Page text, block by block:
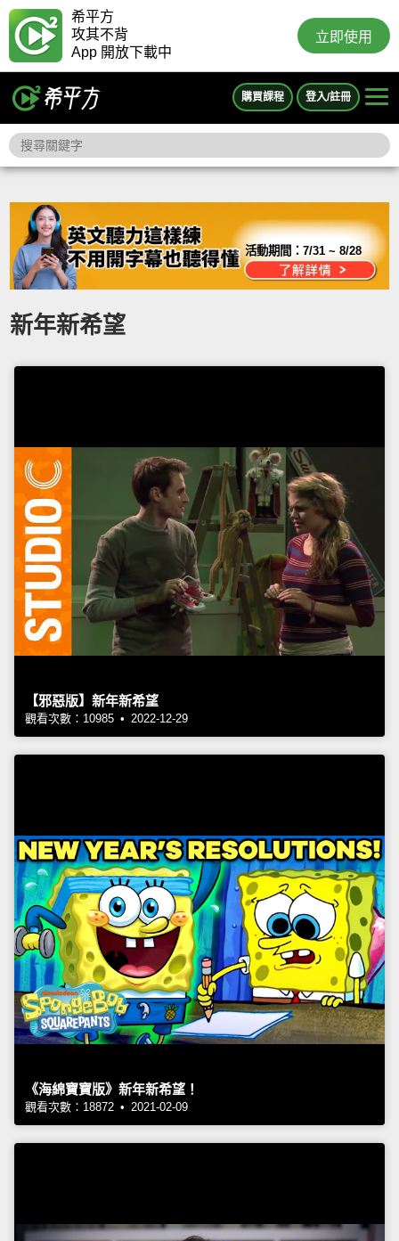
希平方
攻其不背
App 開放下載中
立即使用
購買課程 登入/註冊
活動期間：7/31 ~ 8/28
新年新希望
【邪惡版】新年新希望
觀看次數：10985 • 2022-12-29
《海綿寶寶版》新年新希望！
觀看次數：18872 • 2021-02-09